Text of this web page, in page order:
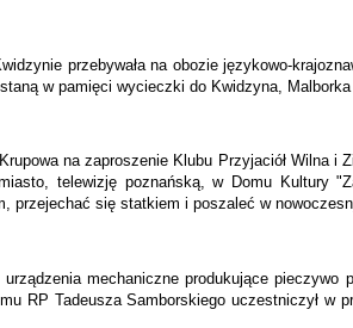
przebywała na obozie językowo-
w pamięci wycieczki do Kwidzyna,
na zaproszenie Klubu Przyjaciół Wilna i
telewizję poznańską, w Domu Kultury
przejechać się statkiem i poszaleć w
mechaniczne produkujące pieczywo
RP Tadeusza Samborskiego uczestniczył w